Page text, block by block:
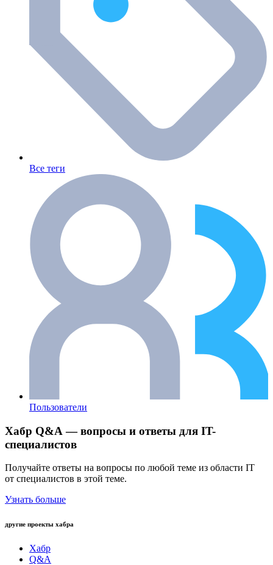
Все теги
Пользователи
Хабр Q&A — вопросы и ответы для IT-
специалистов
Получайте ответы на вопросы по любой теме из области IT
от специалистов в этой теме.
Узнать больше
другие проекты хабра
Хабр
Q&A